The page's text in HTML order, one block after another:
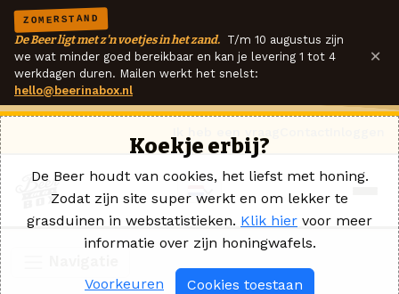
ZOMERSTAND
De Beer ligt met z'n voetjes in het zand. T/m 10 augustus zijn
we wat minder goed bereikbaar en kan je levering 1 tot 4
werkdagen duren. Mailen werkt het snelst:
hello@beerinabox.nl
×
Koekje erbij?
De Beer houdt van cookies, het liefst met honing.
Zodat zijn site super werkt en om lekker te
grasduinen in webstatistieken. Klik hier voor meer
informatie over zijn honingwafels.
Voorkeuren Cookies toestaan